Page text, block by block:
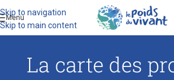
Skip to navigation
Skip to main content
Menu
La carte des